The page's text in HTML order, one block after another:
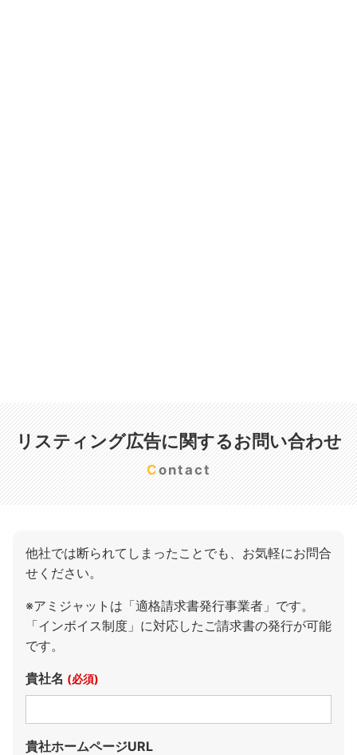
リスティング広告に関するお問い合わせ
Contact
他社では断られてしまったことでも、お気軽にお問合
せください。
※アミジャットは「適格請求書発行事業者」です。
「インボイス制度」に対応したご請求書の発行が可能
です。
貴社名 (必須)
貴社ホームページURL